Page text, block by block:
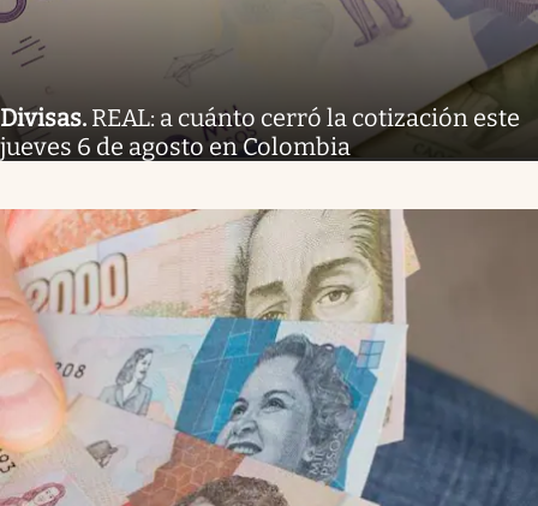
Divisas. REAL: a cuánto cerró la cotización este
jueves 6 de agosto en Colombia